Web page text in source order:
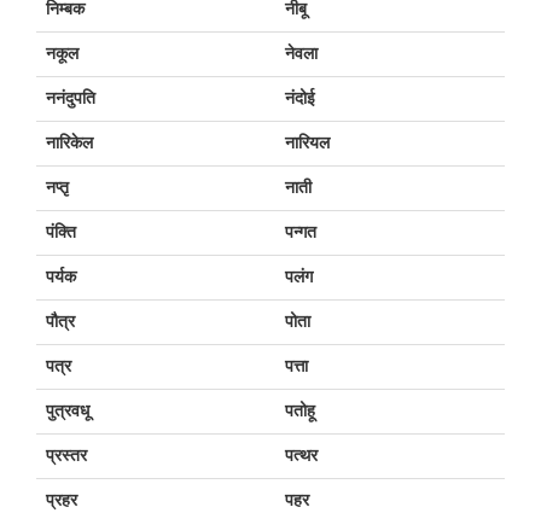
निम्बक नीबू
नकूल नेवला
ननंदुपति नंदोई
नारिकेल नारियल
नप्तृ नाती
पंक्ति पन्गत
पर्यक पलंग
पौत्र पोता
पत्र पत्ता
पुत्रवधू पतोहू
प्रस्तर पत्थर
प्रहर पहर